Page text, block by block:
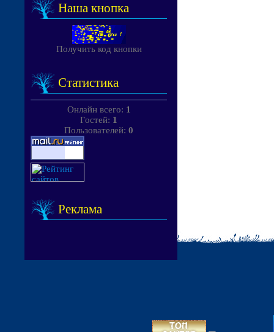
Наша кнопка
Получить код кнопки
Статистика
Онлайн всего: 1
Гостей: 1
Пользователей: 0
Реклама